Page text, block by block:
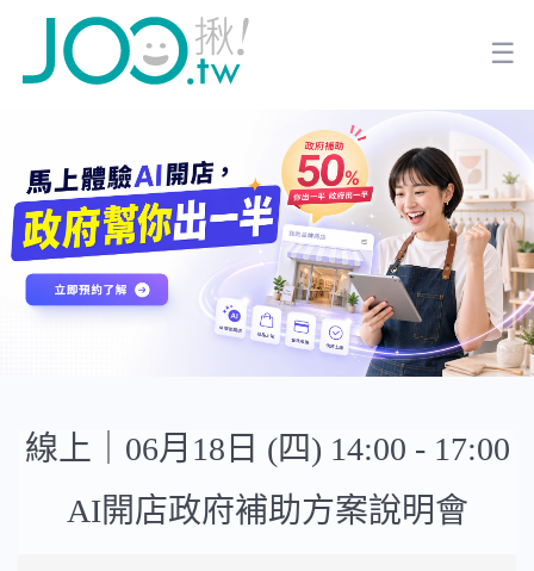
☰
線上｜06月18日 (四) 14:00 - 17:00
AI開店政府補助方案說明會